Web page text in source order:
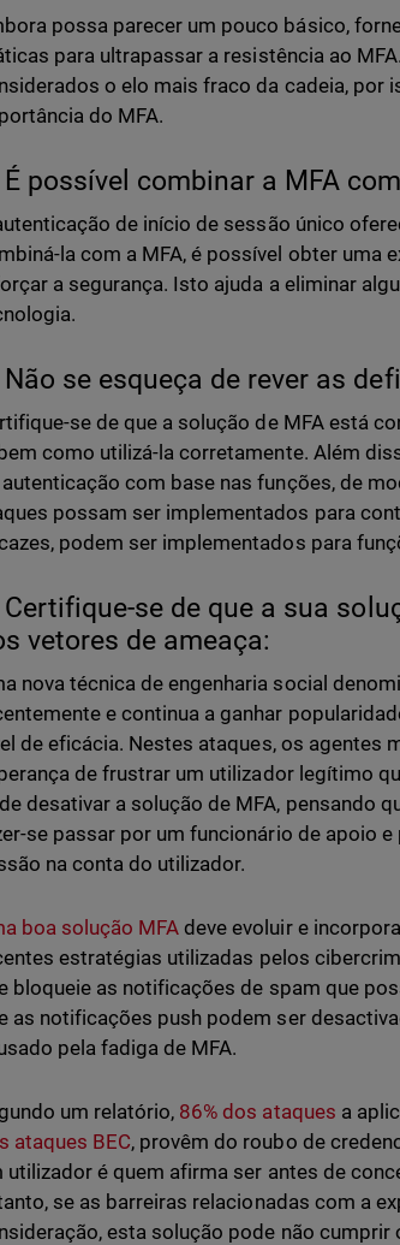
possa parecer um pouco básico,
para ultrapassar a resistência ao
o elo mais fraco da cadeia, por
do MFA.
É possível combinar a MFA
de início de sessão único
la com a MFA, é possível obter uma
a segurança. Isto ajuda a eliminar
Não se esqueça de rever as
se de que a solução de MFA está
como utilizá-la corretamente. Além
com base nas funções, de
possam ser implementados para
podem ser implementados para
se de que a sua
vetores de ameaça:
nova técnica de engenharia social
e continua a ganhar
de eficácia. Nestes ataques, os agentes
de frustrar um utilizador legítimo
desativar a solução de MFA, pensando
se passar por um funcionário de apoio
na conta do utilizador.
boa solução MFA deve evoluir e
estratégias utilizadas pelos
bloqueie as notificações de spam que
as notificações push podem ser
pela fadiga de MFA.
um relatório, 86% dos ataques a
ataques BEC, provêm do roubo de
utilizador é quem afirma ser antes de
se as barreiras relacionadas com a
esta solução pode não cumprir